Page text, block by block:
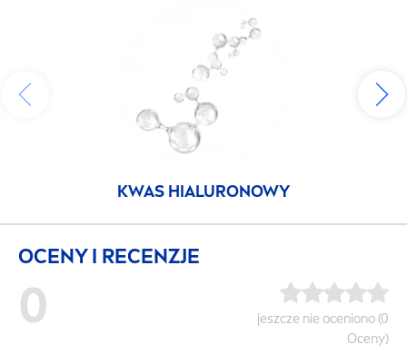
KWAS HIALURONOWY
OCENY I RECENZJE
0
jeszcze nie oceniono (0
Oceny)